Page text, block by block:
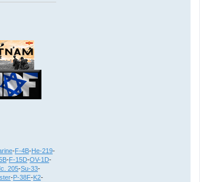
-F-4B-He-219-
-F-15D-OV-1D-
205-Su-33-
-P-38F-K2-